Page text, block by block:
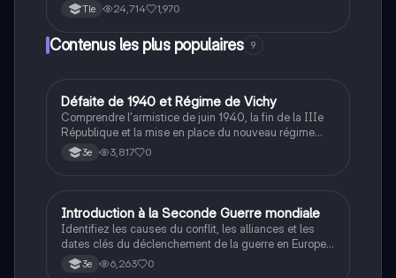
continuité, la convexité, les limites, les dérivées, et la
loi binomiale. Idéal pour réviser les notions
fondamentales et préparer vos examens.
Tle 24,714 1,970
Contenus les plus populaires 9
DHistoire
Défaite de 1940 et Régime de Vichy
Comprendre l'armistice de juin 1940, la fin de la IIIe
République et la mise en place du nouveau régime
autoritaire de Philippe Pétain.
3e 3,817 0
IHistoire
Introduction à la Seconde Guerre mondiale
Identifiez les causes du conflit, les alliances et les
dates clés du déclenchement de la guerre en Europe
et dans le Pacifique.
3e 6,263 0